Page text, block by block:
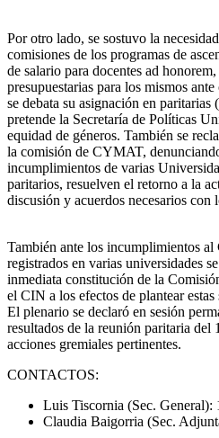
Por otro lado, se sostuvo la
comisiones de los programas de
de salario para docentes ad
presupuestarias para los mismos
se debata su asignación en
pretende la Secretaría de Políticas
equidad de géneros. También se
la comisión de CYMAT,
incumplimientos de varias
paritarios, resuelven el retorno a la
discusión y acuerdos necesarios con
También ante los incumplimientos
registrados en varias universidades
inmediata constitución de la
el CIN a los efectos de plantear estas
El plenario se declaró en sesión
resultados de la reunión paritaria del
acciones gremiales pertinentes.
CONTACTOS:
Luis Tiscornia (Sec. General):
Claudia Baigorria (Sec.